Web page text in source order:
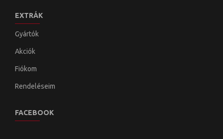
EXTRÁK
Gyártók
Akciók
Fiókom
Rendeléseim
FACEBOOK